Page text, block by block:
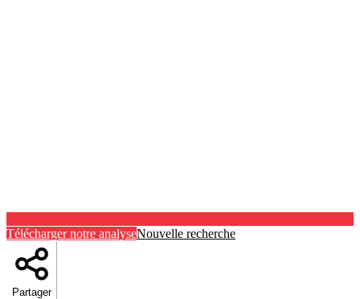
Télécharger notre analyseNouvelle recherche
Partager